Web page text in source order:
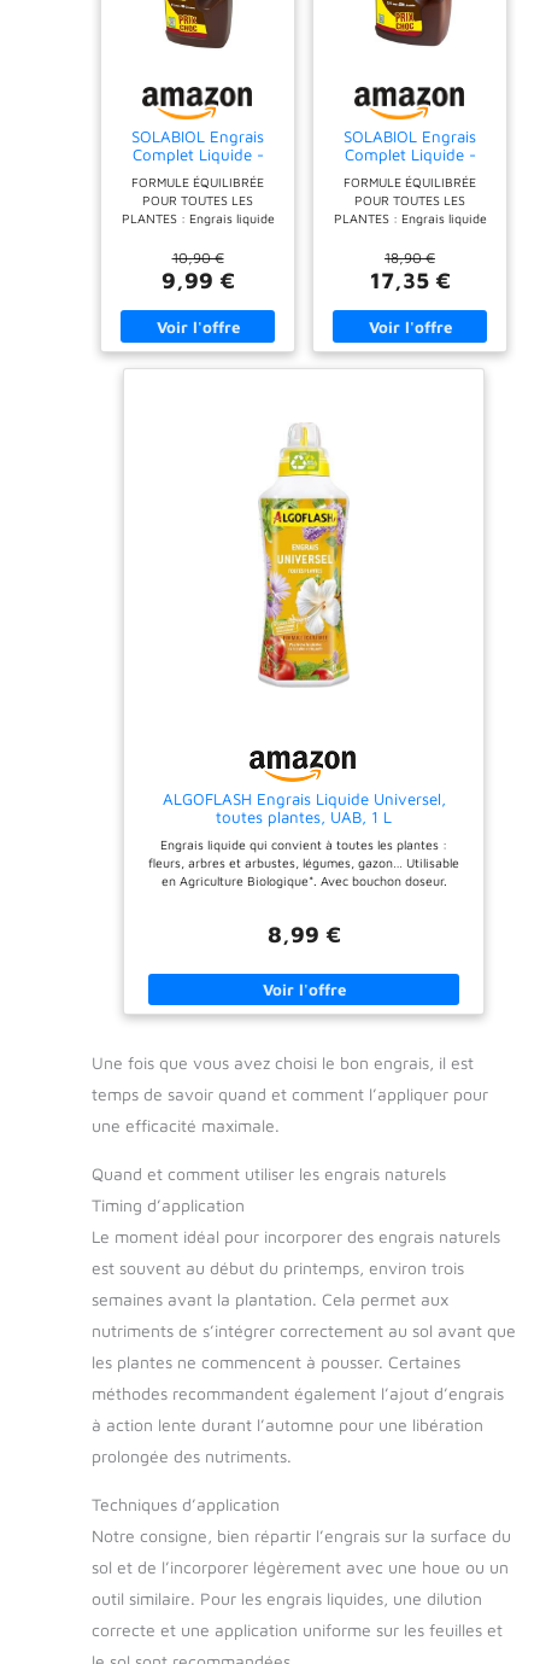
SOLABIOL Engrais
Complet Liquide -
Jusqu'à 100L de
Solution - 1L
FORMULE ÉQUILIBRÉE
POUR TOUTES LES
PLANTES : Engrais liquide
phosphore et potasse (NPK
3-2-5) pour une croissance
harmonieuse, une floraison
généreuse et un feuillage
éclatant. Idéal pour toutes
les cultures : plantes
solides, des tiges robustes
nombreuses. NUTRITION
DOUCE ET PROGRESSIVE :
Apporte une fertilisation
organique naturelle sans
risque de brûlure pour les
racines. Grâce à la vinasse
extraits de poisson, les
nutriments sont libérés
progressivement pour une
dosage rapide et précis,
ENGRAIS ORGANIQUE
NATUREL : Riche en
%), il respecte l’équilibre
biologique du sol et
contribue à une croissance
10,90 €
9,99 €
SOLABIOL Engrais
Complet Liquide -
Jusqu'à 250L de
Solution - 2,5L
FORMULE ÉQUILIBRÉE
POUR TOUTES LES
PLANTES : Engrais liquide
phosphore et potasse (NPK
3-2-5) pour une croissance
harmonieuse, une floraison
généreuse et un feuillage
éclatant. Idéal pour toutes
les cultures : plantes
solides, des tiges robustes
nombreuses. NUTRITION
DOUCE ET PROGRESSIVE :
Apporte une fertilisation
organique naturelle sans
risque de brûlure pour les
racines. Grâce à la vinasse
extraits de poisson, les
nutriments sont libérés
progressivement pour une
dosage rapide et précis,
ENGRAIS ORGANIQUE
NATUREL : Riche en
%), il respecte l’équilibre
biologique du sol et
contribue à une croissance
18,90 €
17,35 €
ALGOFLASH Engrais Liquide Universel,
toutes plantes, UAB, 1 L
Engrais liquide qui convient à toutes les plantes :
fleurs, arbres et arbustes, légumes, gazon… Utilisable
en Agriculture Biologique*. Avec bouchon doseur.
8,99 €
Une fois que vous avez choisi le bon engrais, il est
temps de savoir quand et comment l’appliquer pour
une efficacité maximale.
Quand et comment utiliser les engrais naturels
Timing d’application
Le moment idéal pour incorporer des engrais naturels
est souvent au début du printemps, environ trois
semaines avant la plantation. Cela permet aux
nutriments de s’intégrer correctement au sol avant que
les plantes ne commencent à pousser. Certaines
méthodes recommandent également l’ajout d’engrais
à action lente durant l’automne pour une libération
prolongée des nutriments.
Techniques d’application
Notre consigne, bien répartir l’engrais sur la surface du
sol et de l’incorporer légèrement avec une houe ou un
outil similaire. Pour les engrais liquides, une dilution
correcte et une application uniforme sur les feuilles et